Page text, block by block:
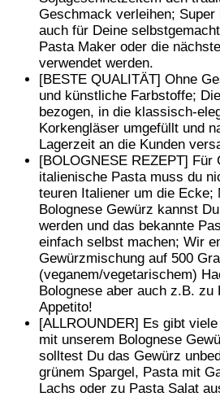
Geschmack verleihen; Super
auch für Deine
Pasta Maker oder die
verwendet werden.
[BESTE QUALITÄT] Ohne
und künstliche Farbstoffe;
bezogen, in die klassisch-
Korkengläser umgefüllt und
Lagerzeit an die Kunden
[BOLOGNESE REZEPT] Für
italienische Pasta muss du
teuren Italiener um die Ecke;
Bolognese Gewürz kannst
werden und das bekannte
einfach selbst machen; Wir
Gewürzmischung auf 500
(veganem/vegetarischem)
Bolognese aber auch z.B. zu
Appetito!
[ALLROUNDER] Es gibt
mit unserem Bolognese
solltest Du das Gewürz
grünem Spargel, Pasta mit
Lachs oder zu Pasta Salat